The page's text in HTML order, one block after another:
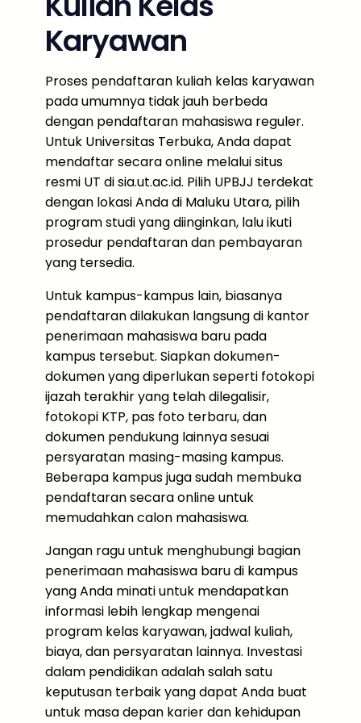
Karyawan
Proses pendaftaran kuliah kelas karyawan
pada umumnya tidak jauh berbeda
dengan pendaftaran mahasiswa reguler.
Untuk Universitas Terbuka, Anda dapat
mendaftar secara online melalui situs
resmi UT di sia.ut.ac.id. Pilih UPBJJ terdekat
dengan lokasi Anda di Maluku Utara, pilih
program studi yang diinginkan, lalu ikuti
prosedur pendaftaran dan pembayaran
yang tersedia.
Untuk kampus-kampus lain, biasanya
pendaftaran dilakukan langsung di kantor
penerimaan mahasiswa baru pada
kampus tersebut. Siapkan dokumen-
dokumen yang diperlukan seperti fotokopi
ijazah terakhir yang telah dilegalisir,
fotokopi KTP, pas foto terbaru, dan
dokumen pendukung lainnya sesuai
persyaratan masing-masing kampus.
Beberapa kampus juga sudah membuka
pendaftaran secara online untuk
memudahkan calon mahasiswa.
Jangan ragu untuk menghubungi bagian
penerimaan mahasiswa baru di kampus
yang Anda minati untuk mendapatkan
informasi lebih lengkap mengenai
program kelas karyawan, jadwal kuliah,
biaya, dan persyaratan lainnya. Investasi
dalam pendidikan adalah salah satu
keputusan terbaik yang dapat Anda buat
untuk masa depan karier dan kehidupan